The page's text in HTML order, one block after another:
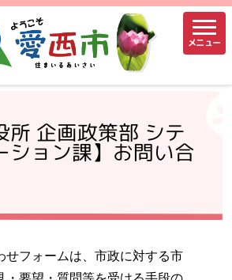
メニュー
所 企画政策部 シテ
ション課】お問い合
せフォームは、市政に対する市